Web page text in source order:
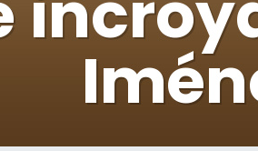
radio : Visions de grandeur n°104 : Le
viennent de demander une bénédiction
son Maasser
places pour étudier en groupe sur Zoom